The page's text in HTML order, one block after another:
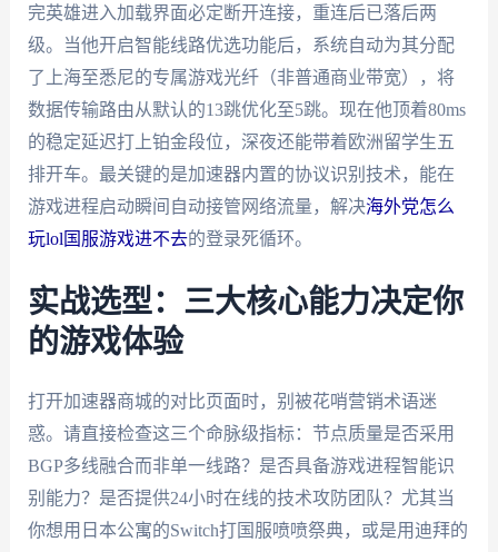
完英雄进入加载界面必定断开连接，重连后已落后两
级。当他开启智能线路优选功能后，系统自动为其分配
了上海至悉尼的专属游戏光纤（非普通商业带宽），将
数据传输路由从默认的13跳优化至5跳。现在他顶着80ms
的稳定延迟打上铂金段位，深夜还能带着欧洲留学生五
排开车。最关键的是加速器内置的协议识别技术，能在
游戏进程启动瞬间自动接管网络流量，解决海外党怎么
玩lol国服游戏进不去的登录死循环。
实战选型：三大核心能力决定你
的游戏体验
打开加速器商城的对比页面时，别被花哨营销术语迷
惑。请直接检查这三个命脉级指标：节点质量是否采用
BGP多线融合而非单一线路？是否具备游戏进程智能识
别能力？是否提供24小时在线的技术攻防团队？尤其当
你想用日本公寓的Switch打国服喷喷祭典，或是用迪拜的